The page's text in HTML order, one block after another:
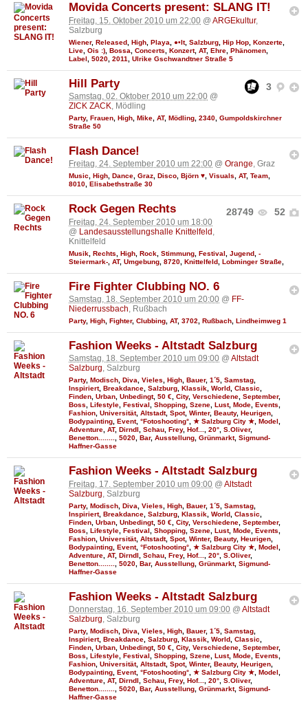
Movida Concerts present: SLANG IT!
Freitag, 15. Oktober 2010 um 22:00 @ ARGEkultur,
Salzburg
Wiener, Released High Playa ●•It, Salzburg Hip Hop Konzerte
Live Ois :) Bossa Concerts Konzert, AT, Ehre Phänomen
Label
5020 2011 Ulrike Gschwandtner Straße 5
3
Hill Party
Samstag, 02. Oktober 2010 um 22:00 @
ZICK ZACK, Mödling
Party, Frauen High Mike AT, Mödling 2340 Gumpoldskirchner
Straße 50
Flash Dance!
Freitag, 24. September 2010 um 22:00 @ Orange, Graz
Music, High, Dance, Graz, Disco, Björn ♥, Visuals, AT, Team,
8010, Elisabethstraße 30
28749 52
Rock Gegen Rechts
Freitag, 24. September 2010 um 18:00
@ Landesausstellungshalle Knittelfeld
Knittelfeld
Musik Rechts High Rock Stimmung Festival Jugend -
Steiermark- AT, Umgebung 8720 Knittelfeld Lobminger Straße
Fire Fighter Clubbing NO. 6
Samstag, 18. September 2010 um 20:00 @ FF-
Niederrussbach, Rußbach
Party, High Fighter, Clubbing AT, 3702 Rußbach Lindheimweg 1
Fashion Weeks - Altstadt Salzburg
Samstag, 18. September 2010 um 09:00 @ Altstadt
Salzburg, Salzburg
Party, Modisch, Diva, Vieles, High, Bauer, 1´5, Samstag,
Inspiriert, Breakdance, Salzburg, Klassik, World, Classic,
Finden, Urban, Unbedingt, 50 €, City, Verschiedene, September,
Boss, Lifestyle, Festival , Shopping, Szene, Lust, Mode, Events,
Fashion, Universität, Altstadt, Spot, Winter, Beauty, Heurigen,
Bodypainting, Event, °Fotoshooting°, ★ Salzburg City ★, Model ,
Adventure, AT, Dirndl , Schau, Frey, Hof..., 20°, S.Oliver,
Benetton........, 5020, Bar, Ausstellung, Grünmarkt, Sigmund-
Haffner-Gasse
Fashion Weeks - Altstadt Salzburg
Freitag, 17. September 2010 um 09:00 @ Altstadt
Salzburg , Salzburg
Party, Modisch Diva Vieles High Bauer, 1´5 Samstag
Inspiriert, Breakdance Salzburg Klassik World Classic
Finden Urban Unbedingt, 50 € City, Verschiedene September,
Boss
Lifestyle Festival Shopping Szene Lust, Mode Events
Fashion Universität, Altstadt, Spot, Winter, Beauty, Heurigen
Bodypainting Event, °Fotoshooting° ★ Salzburg City ★ Model
Adventure AT, Dirndl Schau Frey, Hof... 20° S.Oliver,
Benetton........
5020 Bar, Ausstellung Grünmarkt, Sigmund-
Haffner-Gasse
Fashion Weeks - Altstadt Salzburg
Donnerstag, 16. September 2010 um 09:00 @ Altstadt
Salzburg, Salzburg
Party, Modisch Diva Vieles High Bauer, 1´5 Samstag
Inspiriert, Breakdance Salzburg Klassik World Classic
Finden Urban Unbedingt, 50 € City, Verschiedene September,
Boss
Lifestyle Festival Shopping Szene Lust, Mode Events
Fashion Universität, Altstadt, Spot, Winter, Beauty, Heurigen
Bodypainting Event, °Fotoshooting° ★ Salzburg City ★ Model
Adventure AT, Dirndl Schau Frey, Hof... 20° S.Oliver,
Benetton........
5020 Bar, Ausstellung Grünmarkt, Sigmund-
Haffner-Gasse